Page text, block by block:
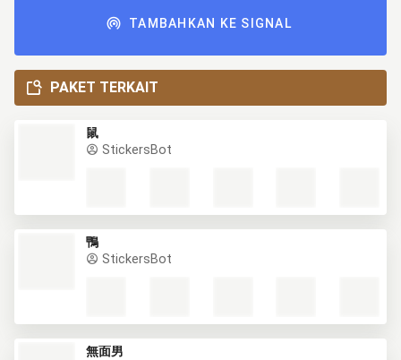
TAMBAHKAN KE SIGNAL
PAKET TERKAIT
鼠
StickersBot
鴨
StickersBot
無面男